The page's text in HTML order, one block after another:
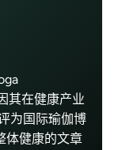
其在健康产业
为国际瑜伽博
体健康的文章